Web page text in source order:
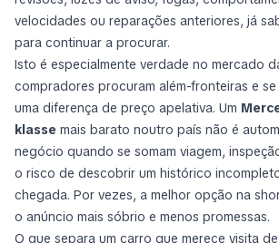
velocidades ou reparações anteriores, já
para continuar a procurar.
Isto é especialmente verdade no mercado
compradores procuram além-fronteiras e
uma diferença de preço apelativa. Um
klasse mais barato noutro país não é
negócio quando se somam viagem,
o risco de descobrir um histórico
chegada. Por vezes, a melhor opção na
o anúncio mais sóbrio e menos promessas.
O que separa um carro que merece visita